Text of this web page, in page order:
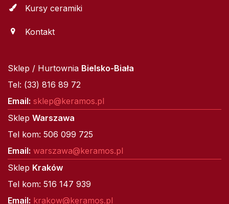
Kursy ceramiki
Kontakt
Sklep / Hurtownia Bielsko-Biała
Tel: (33) 816 89 72
Email: sklep@keramos.pl
Sklep Warszawa
Tel kom: 506 099 725
Email: warszawa@keramos.pl
Sklep Kraków
Tel kom: 516 147 939
Email: krakow@keramos.pl